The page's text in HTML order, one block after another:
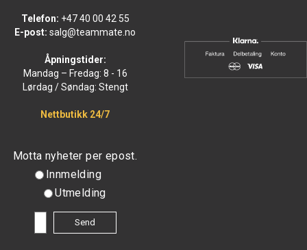
Telefon: +47 40 00 42 55
E-post: salg@teammate.no
Åpningstider:
Mandag – Fredag: 8 - 16
Lørdag / Søndag: Stengt
Nettbutikk 24/7
Motta nyheter per epost.
Innmelding
Utmelding